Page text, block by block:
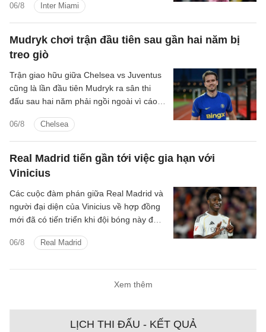
06/8 Inter Miami
Mudryk chơi trận đầu tiên sau gần hai năm bị
treo giò
06/8 Chelsea
Trận giao hữu giữa Chelsea vs Juventus
cũng là lần đầu tiên Mudryk ra sân thi
đấu sau hai năm phải ngồi ngoài vì cáo
Real Madrid tiến gần tới việc gia hạn với
Vinicius
06/8 Real Madrid
Các cuộc đàm phán giữa Real Madrid và
người đại diện của Vinicius về hợp đồng
mới đã có tiến triển khi đội bóng này đưa
Xem thêm
LỊCH THI ĐẤU - KẾT QUẢ